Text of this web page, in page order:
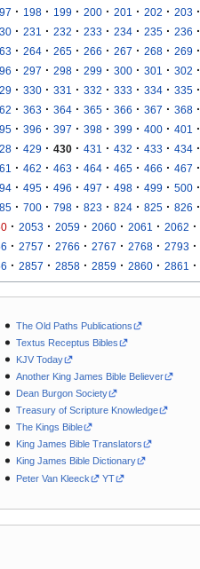
· 198 · 199 · 200 · 201 · 202 · 203 ·
· 231 · 232 · 233 · 234 · 235 · 236 ·
· 264 · 265 · 266 · 267 · 268 · 269 ·
· 297 · 298 · 299 · 300 · 301 · 302 ·
· 330 · 331 · 332 · 333 · 334 · 335 ·
· 363 · 364 · 365 · 366 · 367 · 368 ·
· 396 · 397 · 398 · 399 · 400 · 401 ·
· 429 · 430 · 431 · 432 · 433 · 434 ·
· 462 · 463 · 464 · 465 · 466 · 467 ·
· 495 · 496 · 497 · 498 · 499 · 500 ·
· 700 · 798 · 823 · 824 · 825 · 826 ·
· 2053 · 2059 · 2060 · 2061 · 2062 ·
· 2757 · 2766 · 2767 · 2768 · 2793 ·
· 2857 · 2858 · 2859 · 2860 · 2861 ·
The Old Paths Publications
Textus Receptus Bibles
KJV Today
Another King James Bible Believer
Dean Burgon Society
Treasury of Scripture Knowledge
The Kings Bible
King James Bible Translators
King James Bible Dictionary
Peter Van Kleeck
YT